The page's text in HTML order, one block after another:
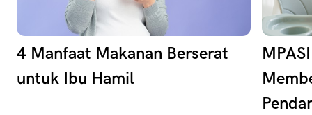
4 Manfaat Makanan Berserat
untuk Ibu Hamil